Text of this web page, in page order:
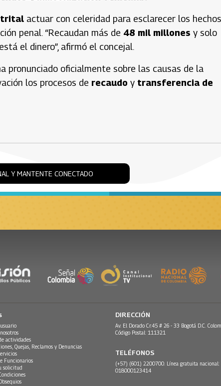
actuar con celeridad para esclarecer los hechos
penal. “Recaudan más de 48 mil millones y solo
el dinero”, afirmó el concejal.
pronunciado oficialmente sobre las causas de la
los procesos de recaudo y transferencia de
Y MANTENTE CONECTADO
actividades
Quejas, Reclamos y Denuncias
Funcionarios
solicitud
DIRECCIÓN
Av. El Dorado Cr.45 # 26 - 33 Bogotá D.C.
Código Postal: 111321
TELÉFONOS
(+57) (601) 2200700. Línea gratuita nacional:
018000123414